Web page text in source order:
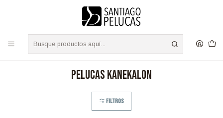
Envíos a TODO Chile - Despacho Express RM 24 Hrs.
Inicio PELUCAS KANEKALON
PELUCAS KANEKALON
Filtros